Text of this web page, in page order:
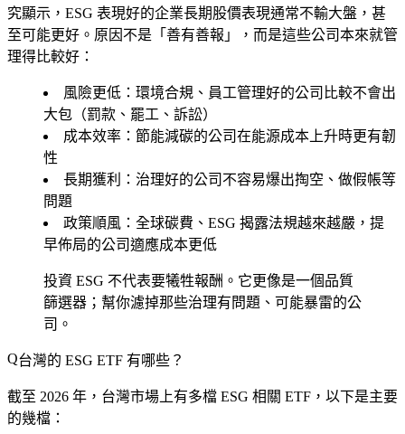
究顯示，ESG 表現好的企業長期股價表現通常不輸大盤，甚
至可能更好。原因不是「善有善報」，而是這些公司本來就管
理得比較好：
風險更低 ：環境合規、員工管理好的公司比較不會出
大包（罰款、罷工、訴訟）
成本效率 ：節能減碳的公司在能源成本上升時更有韌
性
長期獲利
：治理好的公司不容易爆出掏空、做假帳等
問題
政策順風 ：全球碳費、ESG 揭露法規越來越嚴，提
早佈局的公司適應成本更低
投資 ESG 不代表要犧牲報酬。它更像是一個品質
篩選器；幫你濾掉那些治理有問題、可能暴雷的公
司。
台灣的 ESG ETF 有哪些？
截至 2026 年，台灣市場上有多檔 ESG 相關 ETF，以下是主要
的幾檔：